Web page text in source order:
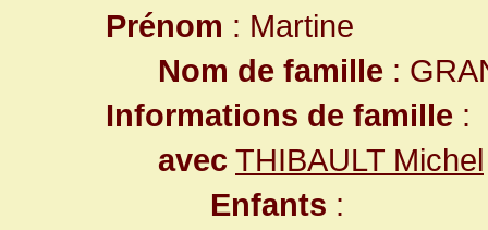
Prénom : Martine
Nom de famille :
Informations de famille :
avec THIBAULT Michel
Enfants :